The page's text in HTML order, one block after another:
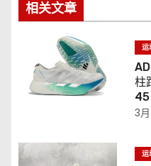
相关文章
运
柱
45
3
运